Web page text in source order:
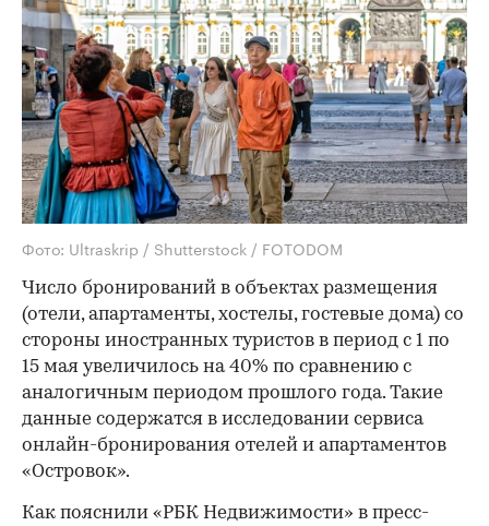
Фото: Ultraskrip / Shutterstock / FOTODOM
Число бронирований в объектах размещения
(отели, апартаменты, хостелы, гостевые дома) со
стороны иностранных туристов в период с 1 по
15 мая увеличилось на 40% по сравнению с
аналогичным периодом прошлого года. Такие
данные содержатся в исследовании сервиса
онлайн-бронирования отелей и апартаментов
«Островок».
Как пояснили «РБК Недвижимости» в пресс-